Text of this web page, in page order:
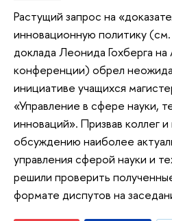
Растущий запрос на
инновационную политику
доклада Леонида Гохберга
конференции) обрел
инициативе учащихся
«Управление в сфере науки,
инноваций». Призвав коллег
обсуждению наиболее
управления сферой науки и
решили проверить
формате диспутов на